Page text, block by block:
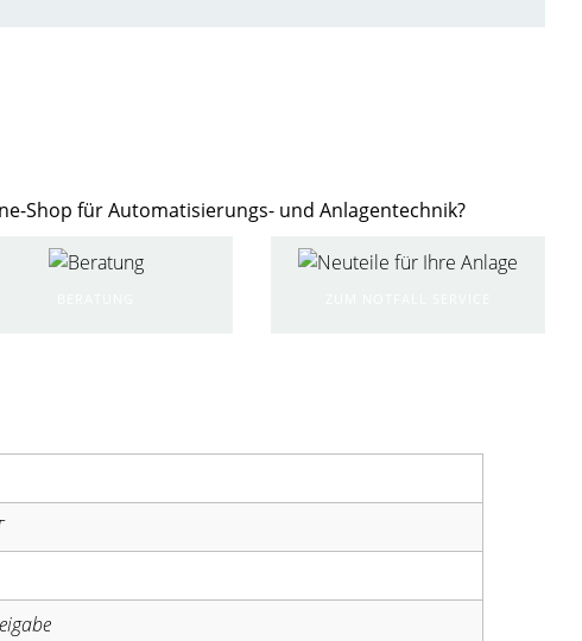
Shop für Automatisierungs- und Anlagentechnik?